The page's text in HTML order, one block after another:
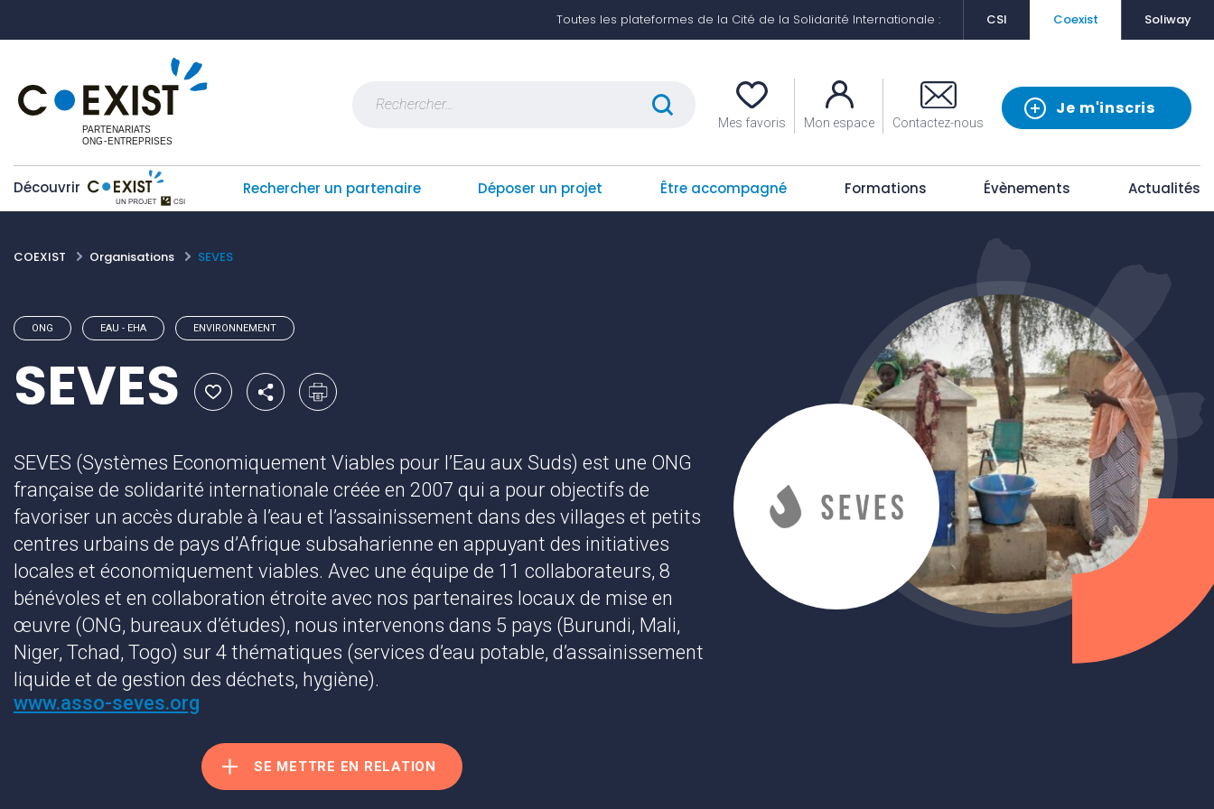
Toutes les plateformes de la Cité de la Solidarité Internationale : CSI Coexist Soliway
Mes favoris Mon espace
Je m'inscris
Contactez-nous
Découvrir Rechercher un partenaire Déposer un projet Être accompagné Formations Évènements Actualités
COEXIST Organisations SEVES
ONG EAU - EHA ENVIRONNEMENT
SEVES
SEVES (Systèmes Economiquement Viables pour l’Eau aux Suds) est une ONG
française de solidarité internationale créée en 2007 qui a pour objectifs de
favoriser un accès durable à l’eau et l’assainissement dans des villages et petits
centres urbains de pays d’Afrique subsaharienne en appuyant des initiatives
locales et économiquement viables. Avec une équipe de 11 collaborateurs, 8
bénévoles et en collaboration étroite avec nos partenaires locaux de mise en
œuvre (ONG, bureaux d’études), nous intervenons dans 5 pays (Burundi, Mali,
Niger, Tchad, Togo) sur 4 thématiques (services d’eau potable, d’assainissement
liquide et de gestion des déchets, hygiène).
www.asso-seves.org
SE METTRE EN RELATION